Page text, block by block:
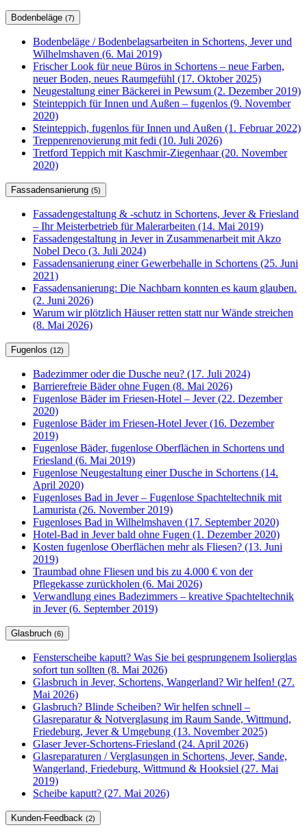
Bodenbeläge (7)
Bodenbeläge / Bodenbelagsarbeiten in Schortens, Jever und
Wilhelmshaven (6. Mai 2019)
Frischer Look für neue Büros in Schortens – neue Farben,
neuer Boden, neues Raumgefühl (17. Oktober 2025)
Neugestaltung einer Bäckerei in Pewsum (2. Dezember 2019)
Steinteppich für Innen und Außen – fugenlos (9. November
2020)
Steinteppich, fugenlos für Innen und Außen (1. Februar 2022)
Treppenrenovierung mit fedi (10. Juli 2026)
Tretford Teppich mit Kaschmir-Ziegenhaar (20. November
2020)
Fassadensanierung (5)
Fassadengestaltung & -schutz in Schortens, Jever & Friesland
– Ihr Meisterbetrieb für Malerarbeiten (14. Mai 2019)
Fassadengestaltung in Jever in Zusammenarbeit mit Akzo
Nobel Deco (3. Juli 2024)
Fassadensanierung einer Gewerbehalle in Schortens (25. Juni
2021)
Fassadensanierung: Die Nachbarn konnten es kaum glauben.
(2. Juni 2026)
Warum wir plötzlich Häuser retten statt nur Wände streichen
(8. Mai 2026)
Fugenlos (12)
Badezimmer oder die Dusche neu? (17. Juli 2024)
Barrierefreie Bäder ohne Fugen (8. Mai 2026)
Fugenlose Bäder im Friesen-Hotel – Jever (22. Dezember
2020)
Fugenlose Bäder im Friesen-Hotel Jever (16. Dezember
2019)
Fugenlose Bäder, fugenlose Oberflächen in Schortens und
Friesland (6. Mai 2019)
Fugenlose Neugestaltung einer Dusche in Schortens (14.
April 2020)
Fugenloses Bad in Jever – Fugenlose Spachteltechnik mit
Lamurista (26. November 2019)
Fugenloses Bad in Wilhelmshaven (17. September 2020)
Hotel-Bad in Jever bald ohne Fugen (1. Dezember 2020)
Kosten fugenlose Oberflächen mehr als Fliesen? (13. Juni
2019)
Traumbad ohne Fliesen und bis zu 4.000 € von der
Pflegekasse zurückholen (6. Mai 2026)
Verwandlung eines Badezimmers – kreative Spachteltechnik
in Jever (6. September 2019)
Glasbruch (6)
Fensterscheibe kaputt? Was Sie bei gesprungenem Isolierglas
sofort tun sollten (8. Mai 2026)
Glasbruch in Jever, Schortens, Wangerland? Wir helfen! (27.
Mai 2026)
Glasbruch? Blinde Scheiben? Wir helfen schnell –
Glasreparatur & Notverglasung im Raum Sande, Wittmund,
Friedeburg, Jever & Umgebung (13. November 2025)
Glaser Jever-Schortens-Friesland (24. April 2026)
Glasreparaturen / Verglasungen in Schortens, Jever, Sande,
Wangerland, Friedeburg, Wittmund & Hooksiel (27. Mai
2019)
Scheibe kaputt? (27. Mai 2026)
Kunden-Feedback (2)